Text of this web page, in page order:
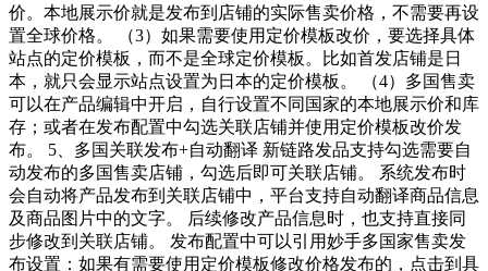
价。本地展示价就是发布到店铺的实际售卖价格，不需要再设
置全球价格。 （3）如果需要使用定价模板改价，要选择具体
站点的定价模板，而不是全球定价模板。比如首发店铺是日
本，就只会显示站点设置为日本的定价模板。 （4）多国售卖
可以在产品编辑中开启，自行设置不同国家的本地展示价和库
存；或者在发布配置中勾选关联店铺并使用定价模板改价发
布。 5、多国关联发布+自动翻译 新链路发品支持勾选需要自
动发布的多国售卖店铺，勾选后即可关联店铺。 系统发布时
会自动将产品发布到关联店铺中，平台支持自动翻译商品信息
及商品图片中的文字。 后续修改产品信息时，也支持直接同
步修改到关联店铺。 发布配置中可以引用妙手多国家售卖发
布设置：如果有需要使用定价模板修改价格发布的，点击到具